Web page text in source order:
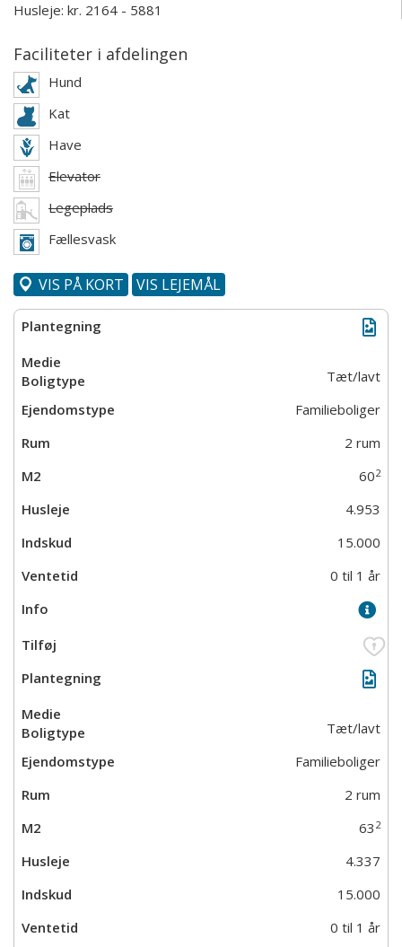
Husleje: kr. 2164 - 5881
Faciliteter i afdelingen
Hund
Kat
Have
Elevator
Legeplads
Fællesvask
VIS PÅ KORT VIS LEJEMÅL
Tæt/lavt
Familieboliger
2 rum
602
4.953
15.000
0 til 1 år
Tæt/lavt
Familieboliger
2 rum
63 2
4.337
15.000
0 til 1 år